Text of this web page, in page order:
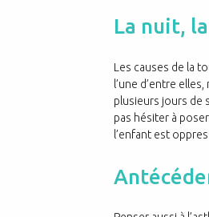
La nuit,
Les causes de la
l’une d’entre
plusieurs jours de
pas hésiter à
l’enfant est